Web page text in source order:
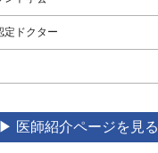
定ドクター
▶︎ 医師紹介ページを見る